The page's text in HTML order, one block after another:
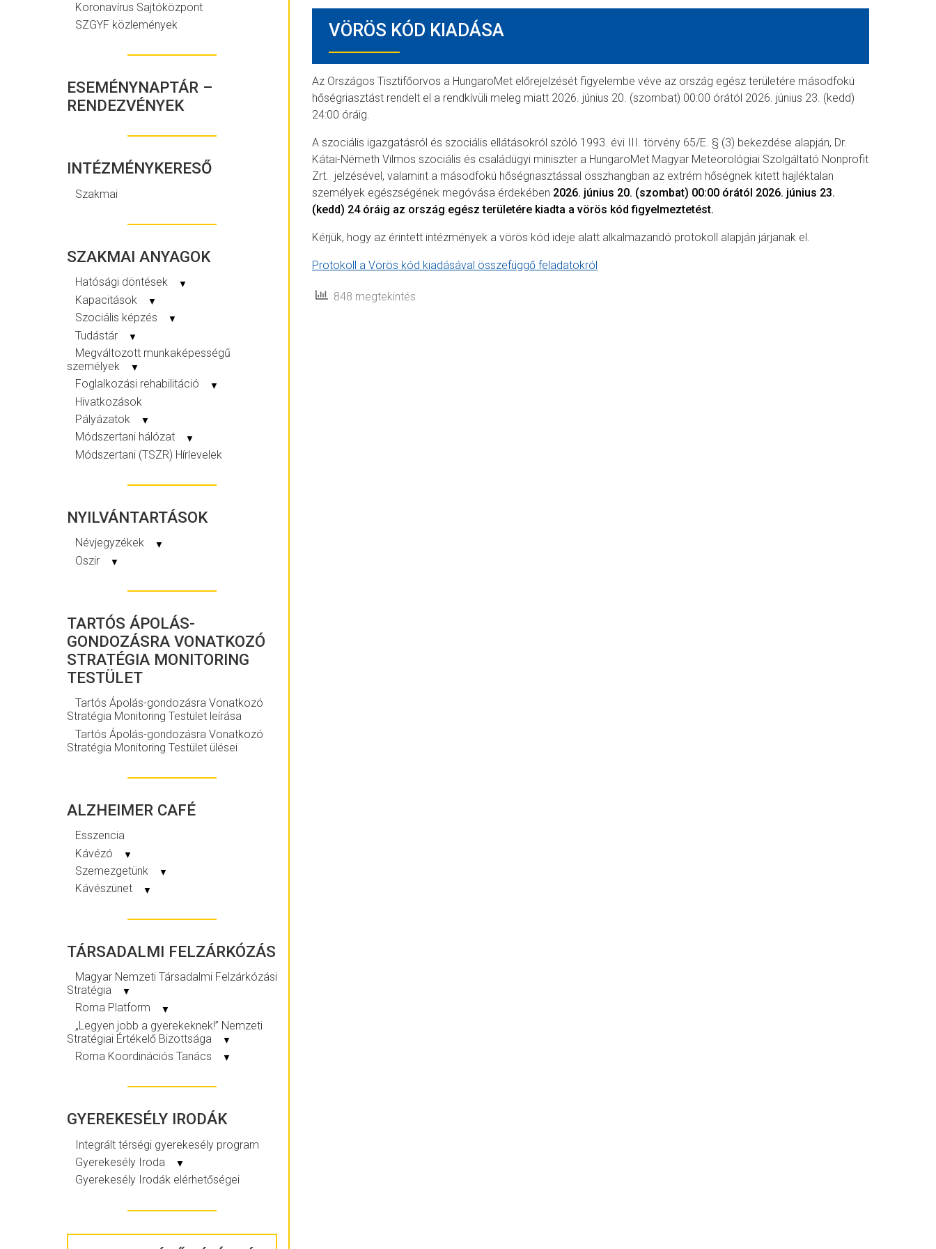
Koronavírus Sajtóközpont
SZGYF közlemények
ESEMÉNYNAPTÁR –
RENDEZVÉNYEK
INTÉZMÉNYKERESŐ
Szakmai
SZAKMAI ANYAGOK
Hatósági döntések ▼
Kapacitások ▼
Szociális képzés ▼
Tudástár ▼
Megváltozott munkaképességű
személyek
▼
Foglalkozási rehabilitáció ▼
Hivatkozások
Pályázatok
▼
Módszertani hálózat ▼
Módszertani (TSZR) Hírlevelek
NYILVÁNTARTÁSOK
Névjegyzékek ▼
Oszir ▼
TARTÓS ÁPOLÁS-
GONDOZÁSRA VONATKOZÓ
STRATÉGIA MONITORING
TESTÜLET
Tartós Ápolás-gondozásra Vonatkozó
Stratégia Monitoring Testület leírása
Tartós Ápolás-gondozásra Vonatkozó
Stratégia Monitoring Testület ülései
ALZHEIMER CAFÉ
Esszencia
Kávézó
▼
Szemezgetünk ▼
Kávészünet ▼
TÁRSADALMI FELZÁRKÓZÁS
Magyar Nemzeti Társadalmi Felzárkózási
Stratégia
▼
Roma Platform ▼
„Legyen jobb a gyerekeknek!” Nemzeti
Stratégiai Értékelő Bizottsága
▼
Roma Koordinációs Tanács ▼
GYEREKESÉLY IRODÁK
Integrált térségi gyerekesély program
Gyerekesély Iroda
▼
Gyerekesély Irodák elérhetőségei
VÖRÖS KÓD KIADÁSA
Az Országos Tisztifőorvos a HungaroMet előrejelzését figyelembe véve az ország egész területére másodfokú
hőségriasztást rendelt el a rendkívüli meleg miatt 2026. június 20. (szombat) 00:00 órától 2026. június 23. (kedd)
24:00 óráig.
A szociális igazgatásról és szociális ellátásokról szóló 1993. évi III. törvény 65/E. § (3) bekezdése alapján, Dr.
Kátai-Németh Vilmos szociális és családügyi miniszter a HungaroMet Magyar Meteorológiai Szolgáltató Nonprofit
Zrt. jelzésével, valamint a másodfokú hőségriasztással összhangban az extrém hőségnek kitett hajléktalan
személyek egészségének megóvása érdekében 2026. június 20. (szombat) 00:00 órától 2026. június 23.
(kedd) 24 óráig az ország egész területére kiadta a vörös kód figyelmeztetést.
Kérjük, hogy az érintett intézmények a vörös kód ideje alatt alkalmazandó protokoll alapján járjanak el.
Protokoll a Vörös kód kiadásával összefüggő feladatokról
848 megtekintés